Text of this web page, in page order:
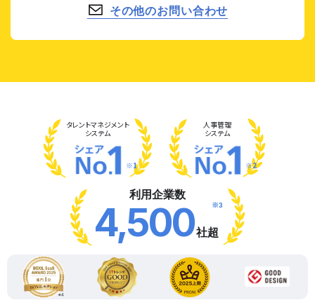
その他のお問い合わせ
タレントマネジメント
システム
※1
人事管理
システム
※2
利用企業数
4,500社超
※3